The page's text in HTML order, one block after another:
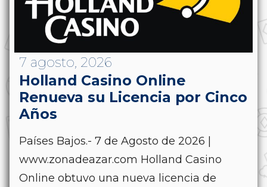
7 agosto, 2026
Holland Casino Online
Renueva su Licencia por Cinco
Años
Países Bajos.- 7 de Agosto de 2026 |
www.zonadeazar.com Holland Casino
Online obtuvo una nueva licencia de